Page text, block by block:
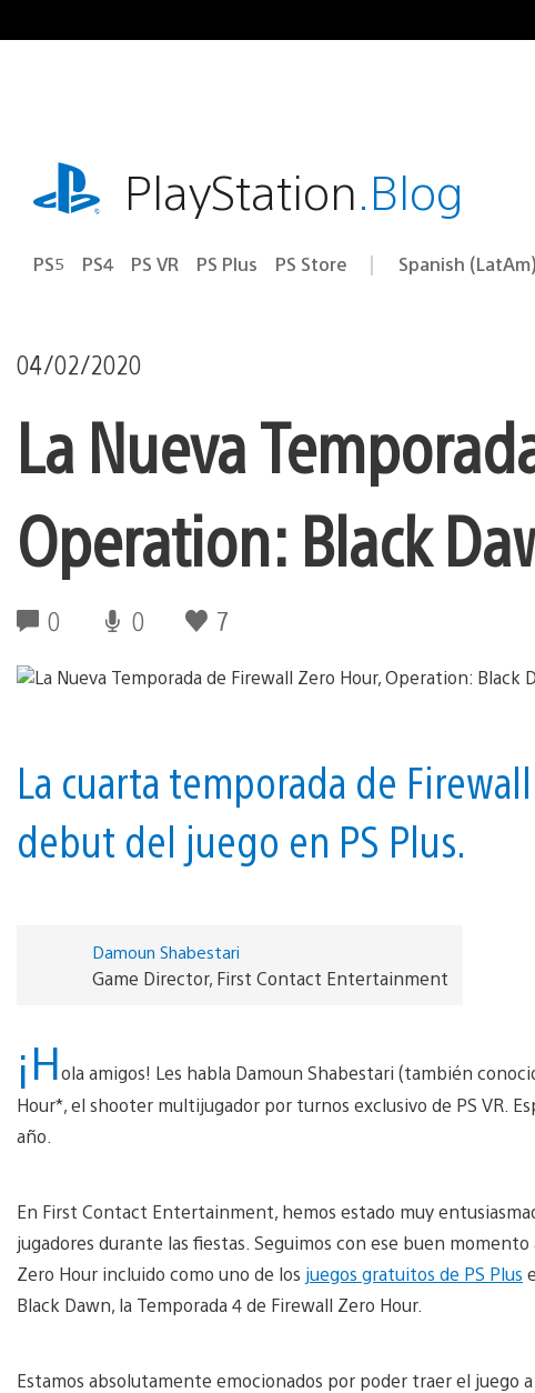
al
playstation.comPlayStation.Blog
PS5 PS4 PS VR PS Plus PS Store Elige
Región
Spanish (LatAm)
04/02/2020
La Nueva
Operation: Black
0 0 7
La cuarta temporada de
debut del juego en PS Plus.
Damoun Shabestari
Game Director, First Contact Entertainment
¡Hola amigos! Les habla Damoun Shabestari (también
Hour*, el shooter multijugador por turnos exclusivo de PS VR.
año.
En First Contact Entertainment, hemos estado muy
jugadores durante las fiestas. Seguimos con ese buen
Zero Hour incluido como uno de los juegos gratuitos de PS Plus
Black Dawn, la Temporada 4 de Firewall Zero Hour.
Estamos absolutamente emocionados por poder traer el juego